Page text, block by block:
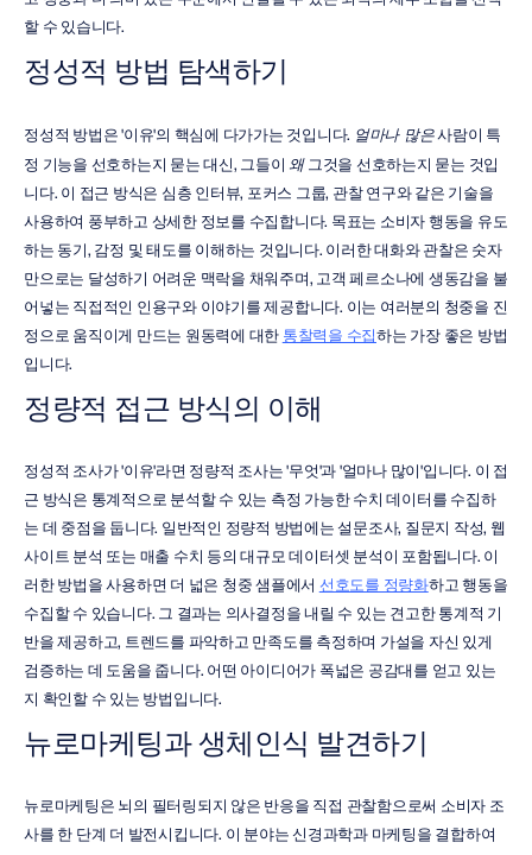
할 수 있습니다.
정성적 방법 탐색하기
정성적 방법은 '이유'의 핵심에 다가가는 것입니다. 얼마나 많은 사람이 특
정 기능을 선호하는지 묻는 대신, 그들이 왜 그것을 선호하는지 묻는 것입
니다. 이 접근 방식은 심층 인터뷰, 포커스 그룹, 관찰 연구와 같은 기술을
사용하여 풍부하고 상세한 정보를 수집합니다. 목표는 소비자 행동을 유도
하는 동기, 감정 및 태도를 이해하는 것입니다. 이러한 대화와 관찰은 숫자
만으로는 달성하기 어려운 맥락을 채워주며, 고객 페르소나에 생동감을 불
어넣는 직접적인 인용구와 이야기를 제공합니다. 이는 여러분의 청중을 진
정으로 움직이게 만드는 원동력에 대한 통찰력을 수집하는 가장 좋은 방법
입니다.
정량적 접근 방식의 이해
정성적 조사가 '이유'라면 정량적 조사는 '무엇'과 '얼마나 많이'입니다. 이 접
근 방식은 통계적으로 분석할 수 있는 측정 가능한 수치 데이터를 수집하
는 데 중점을 둡니다. 일반적인 정량적 방법에는 설문조사, 질문지 작성, 웹
사이트 분석 또는 매출 수치 등의 대규모 데이터셋 분석이 포함됩니다. 이
러한 방법을 사용하면 더 넓은 청중 샘플에서 선호도를 정량화하고 행동을
수집할 수 있습니다. 그 결과는 의사결정을 내릴 수 있는 견고한 통계적 기
반을 제공하고, 트렌드를 파악하고 만족도를 측정하며 가설을 자신 있게
검증하는 데 도움을 줍니다. 어떤 아이디어가 폭넓은 공감대를 얻고 있는
지 확인할 수 있는 방법입니다.
뉴로마케팅과 생체인식 발견하기
뉴로마케팅은 뇌의 필터링되지 않은 반응을 직접 관찰함으로써 소비자 조
사를 한 단계 더 발전시킵니다. 이 분야는 신경과학과 마케팅을 결합하여